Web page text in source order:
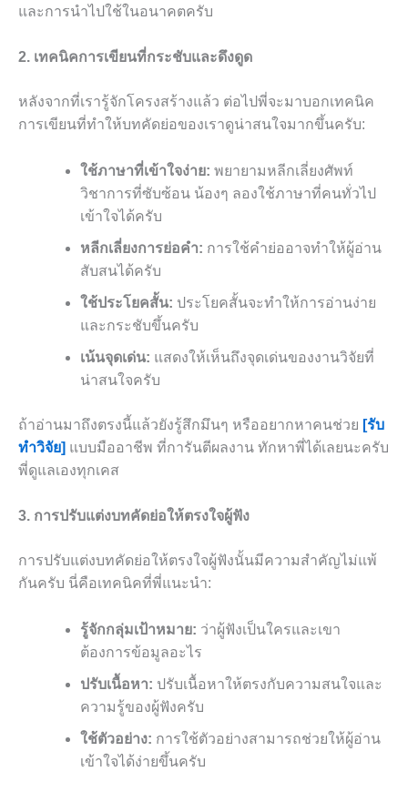
และการนำไปใช้ในอนาคตครับ
2. เทคนิคการเขียนที่กระชับและดึงดูด
หลังจากที่เรารู้จักโครงสร้างแล้ว ต่อไปพี่จะมาบอกเทคนิค
การเขียนที่ทำให้บทคัดย่อของเราดูน่าสนใจมากขึ้นครับ:
ใช้ภาษาที่เข้าใจง่าย: พยายามหลีกเลี่ยงศัพท์
วิชาการที่ซับซ้อน น้องๆ ลองใช้ภาษาที่คนทั่วไป
เข้าใจได้ครับ
หลีกเลี่ยงการย่อคำ: การใช้คำย่ออาจทำให้ผู้อ่าน
สับสนได้ครับ
ใช้ประโยคสั้น: ประโยคสั้นจะทำให้การอ่านง่าย
และกระชับขึ้นครับ
เน้นจุดเด่น: แสดงให้เห็นถึงจุดเด่นของงานวิจัยที่
น่าสนใจครับ
ถ้าอ่านมาถึงตรงนี้แล้วยังรู้สึกมึนๆ หรืออยากหาคนช่วย [รับ
ทำวิจัย] แบบมืออาชีพ ที่การันตีผลงาน ทักหาพี่ได้เลยนะครับ
พี่ดูแลเองทุกเคส
3. การปรับแต่งบทคัดย่อให้ตรงใจผู้ฟัง
การปรับแต่งบทคัดย่อให้ตรงใจผู้ฟังนั้นมีความสำคัญไม่แพ้
กันครับ นี่คือเทคนิคที่พี่แนะนำ:
รู้จักกลุ่มเป้าหมาย: ว่าผู้ฟังเป็นใครและเขา
ต้องการข้อมูลอะไร
ปรับเนื้อหา: ปรับเนื้อหาให้ตรงกับความสนใจและ
ความรู้ของผู้ฟังครับ
ใช้ตัวอย่าง: การใช้ตัวอย่างสามารถช่วยให้ผู้อ่าน
เข้าใจได้ง่ายขึ้นครับ